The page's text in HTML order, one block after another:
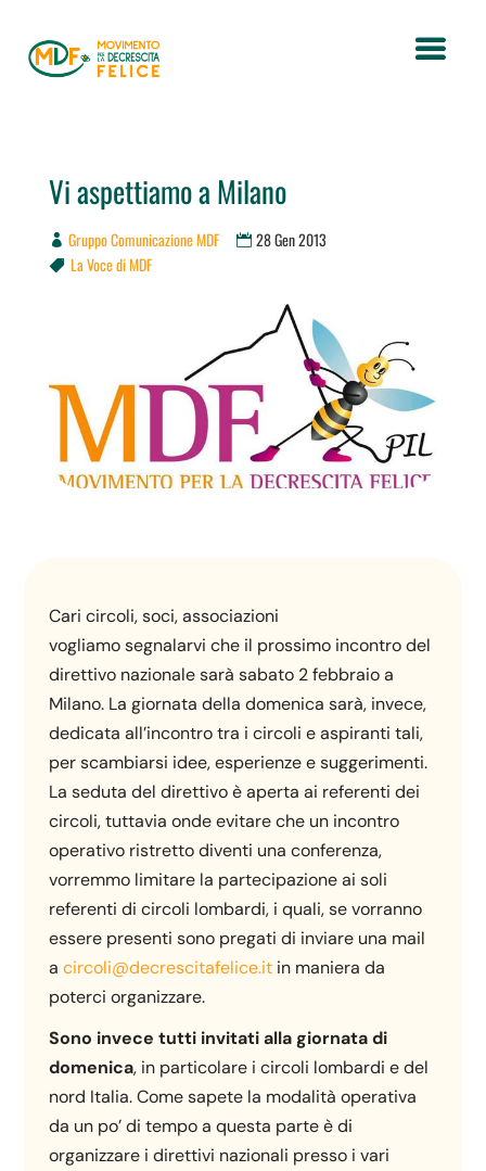
Vi aspettiamo a Milano
Gruppo Comunicazione MDF 28 Gen 2013
 La Voce di MDF
Cari circoli, soci, associazioni
vogliamo segnalarvi che il prossimo incontro del
direttivo nazionale sarà sabato 2 febbraio a
Milano. La giornata della domenica sarà, invece,
dedicata all’incontro tra i circoli e aspiranti tali,
per scambiarsi idee, esperienze e suggerimenti.
La seduta del direttivo è aperta ai referenti dei
circoli, tuttavia onde evitare che un incontro
operativo ristretto diventi una conferenza,
vorremmo limitare la partecipazione ai soli
referenti di circoli lombardi, i quali, se vorranno
essere presenti sono pregati di inviare una mail
acircoli@decrescitafelice.it in maniera da
poterci organizzare.
Sono invece tutti invitati alla giornata di
domenica, in particolare i circoli lombardi e del
nord Italia. Come sapete la modalità operativa
da un po’ di tempo a questa parte è di
organizzare i direttivi nazionali presso i vari